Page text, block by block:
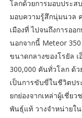
โลกด้วยการมอบประ
มอบความรู้สึกนุ่มนวล
เมืองที่ ไปจนถึงการอ
นอกจากนี้ Meteor
ขนาดกลางของโรยัล
300,000 คันทั่วโลก ด้
เป็นการขับขี่ในชีวิตปร
ยกย่องจากเหล่าผู้เชี่ย
พันธุ์แท้ วางจำหน่ายใ